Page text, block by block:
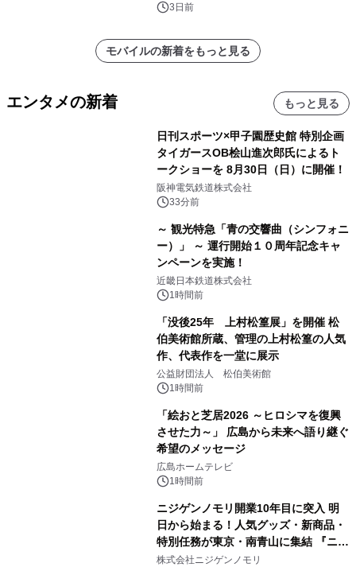
3日前
モバイルの新着をもっと見る
エンタメの新着 もっと見る
日刊スポーツ×甲子園歴史館 特別企画
タイガースOB桧山進次郎氏によるト
ークショーを 8月30日（日）に開催！
阪神電気鉄道株式会社
33分前
～ 観光特急「青の交響曲（シンフォニ
ー）」 ～ 運行開始１０周年記念キャ
ンペーンを実施！
近畿日本鉄道株式会社
1時間前
「没後25年 上村松篁展」を開催 松
伯美術館所蔵、管理の上村松篁の人気
作、代表作を一堂に展示
公益財団法人 松伯美術館
1時間前
「絵おと芝居2026 ～ヒロシマを復興
させた力～」 広島から未来へ語り継ぐ
希望のメッセージ
広島ホームテレビ
1時間前
ニジゲンノモリ開業10年目に突入 明
日から始まる！人気グッズ・新商品・
特別任務が東京・南青山に集結 『ニジ
ゲンノモリ POPUPストア in Annex
株式会社ニジゲンノモリ